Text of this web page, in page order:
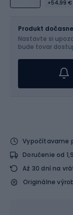
+54,99 €
Produkt
Nastavte si
bude tovar
Vypočítavame
Doručenie od
Až 30 dní na
Originálne